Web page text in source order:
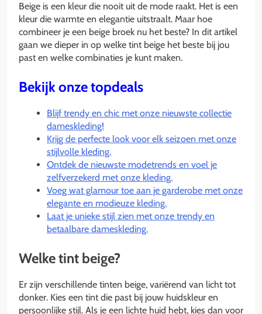
Beige is een kleur die nooit uit de mode raakt. Het is een
kleur die warmte en elegantie uitstraalt. Maar hoe
combineer je een beige broek nu het beste? In dit artikel
gaan we dieper in op welke tint beige het beste bij jou
past en welke combinaties je kunt maken.
Bekijk onze topdeals
Blijf trendy en chic met onze nieuwste collectie
dameskleding!
Krijg de perfecte look voor elk seizoen met onze
stijlvolle kleding.
Ontdek de nieuwste modetrends en voel je
zelfverzekerd met onze kleding.
Voeg wat glamour toe aan je garderobe met onze
elegante en modieuze kleding.
Laat je unieke stijl zien met onze trendy en
betaalbare dameskleding.
Welke tint beige?
Er zijn verschillende tinten beige, variërend van licht tot
donker. Kies een tint die past bij jouw huidskleur en
persoonlijke stijl. Als je een lichte huid hebt, kies dan voor